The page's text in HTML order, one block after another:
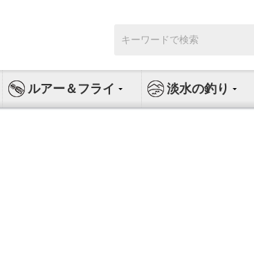
索:
ルアー＆フライ 淡水の釣り